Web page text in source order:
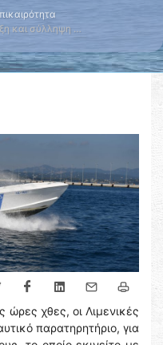
και σύλληψη …
χθες, οι Λιμενικές
παρατηρητήριο, για